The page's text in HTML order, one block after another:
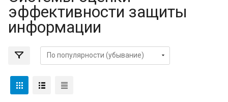
эффективности защиты
информации